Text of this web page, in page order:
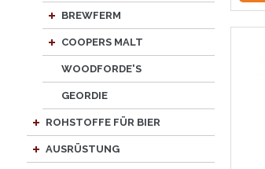
BREWFERM
COOPERS MALT
WOODFORDE'S
GEORDIE
ROHSTOFFE FÜR BIER
AUSRÜSTUNG